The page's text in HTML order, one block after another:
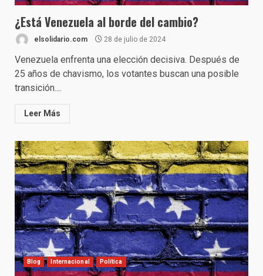
¿Está Venezuela al borde del cambio?
elsolidario.com 28 de julio de 2024
Venezuela enfrenta una elección decisiva. Después de
25 años de chavismo, los votantes buscan una posible
transición....
Leer Más
Blog Internacional Política